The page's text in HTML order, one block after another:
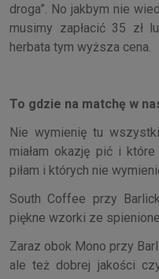
droga”. No jakbym nie
musimy zapłacić 35 zł
herbata tym wyższa cena.
To gdzie na matchę w
Nie wymienię tu
miałam okazję pić i
piłam i których nie
South Coffee przy
piękne wzorki ze
Zaraz obok Mono przy
ale też dobrej jakości